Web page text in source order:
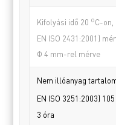
Kifolyási idő 20 oC-on,
EN ISO 2431:2001)
Φ 4 mm-rel mérve
Nem illóanyag
EN ISO 3251:2003) 105
3 óra